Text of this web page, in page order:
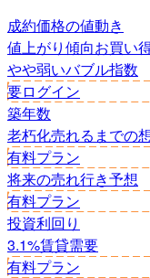
成約価格の値動き
値上がり傾向お買い
やや弱いバブル指数
要ログイン
築年数
老朽化売れるまでの
有料プラン
将来の売れ行き予想
有料プラン
投資利回り
3.1%賃貸需要
有料プラン